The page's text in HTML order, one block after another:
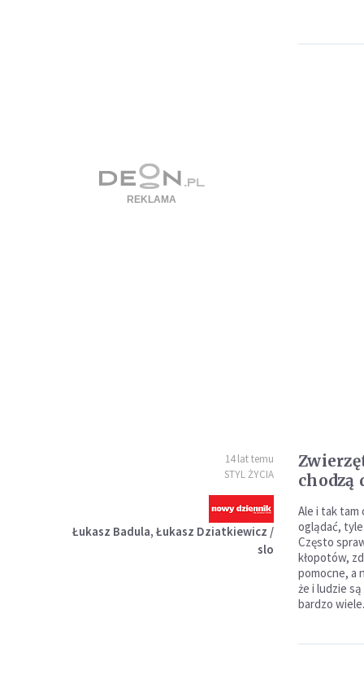
14 lat temu
STYL ŻYCIA
Łukasz Badula, Łukasz Dziatkiewicz /
slo
chodzą
Ale i tak tam
oglądać,
Często
kłopotów,
pomocne, a
że i ludzie
bardzo wiele.